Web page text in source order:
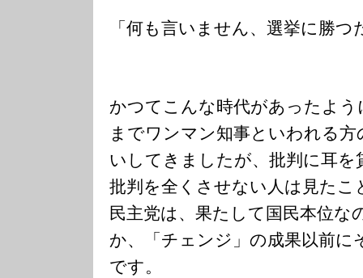
「何も言いません、選挙に勝つ
かつてこんな時代があったよ
までワンマン知事といわれる
いしてきましたが、批判に耳
批判を全くさせない人は見た
民主党は、果たして国民本位な
か、「チェンジ」の成果以前に
です。